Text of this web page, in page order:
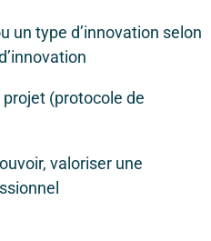
un type d’innovation selon
(protocole de
valoriser une